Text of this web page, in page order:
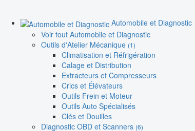
Automobile et Diagnostic
Voir tout Automobile et Diagnostic
Outils d'Atelier Mécanique (1)
Climatisation et Réfrigération
Calage et Distribution
Extracteurs et Compresseurs
Crics et Élévateurs
Outils Frein et Moteur
Outils Auto Spécialisés
Clés et Douilles
Diagnostic OBD et Scanners (6)